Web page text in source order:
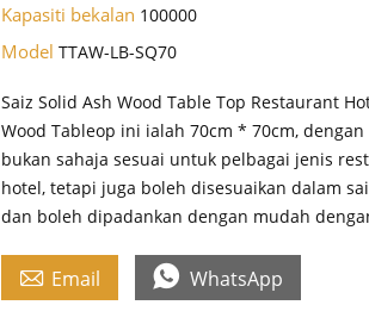
Kapasiti bekalan 100000
ModelTTAW-LB-SQ70
Saiz Solid Ash Wood Table Top Restaurant
Wood Tableop ini ialah 70cm * 70cm,
bukan sahaja sesuai untuk pelbagai jenis
hotel, tetapi juga boleh disesuaikan dalam
dan boleh dipadankan dengan mudah
 Email  WhatsApp